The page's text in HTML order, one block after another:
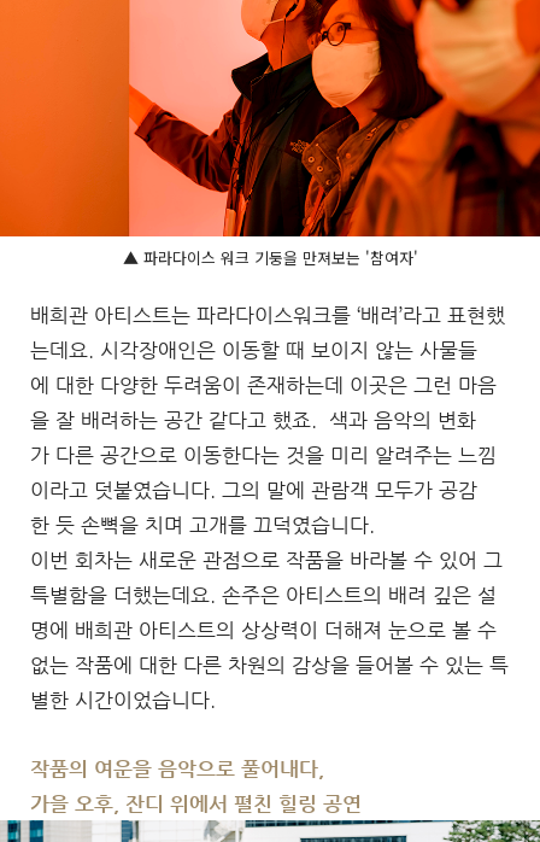
▲ 파라다이스 워크 기둥을 만져보는 '참여자'
배희관 아티스트는 파라다이스워크를 ‘배려’라고 표현했
는데요. 시각장애인은 이동할 때 보이지 않는 사물들
에 대한 다양한 두려움이 존재하는데 이곳은 그런 마음
을 잘 배려하는 공간 같다고 했죠. 색과 음악의 변화
가 다른 공간으로 이동한다는 것을 미리 알려주는 느낌
이라고 덧붙였습니다. 그의 말에 관람객 모두가 공감
한 듯 손뼉을 치며 고개를 끄덕였습니다.
이번 회차는 새로운 관점으로 작품을 바라볼 수 있어 그
특별함을 더했는데요. 손주은 아티스트의 배려 깊은 설
명에 배희관 아티스트의 상상력이 더해져 눈으로 볼 수
없는 작품에 대한 다른 차원의 감상을 들어볼 수 있는 특
별한 시간이었습니다.
작품의 여운을 음악으로 풀어내다,
가을 오후, 잔디 위에서 펼친 힐링 공연